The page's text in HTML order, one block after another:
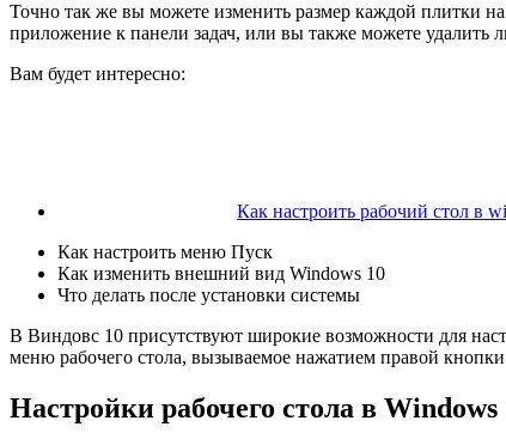
Точно так же вы можете изменить размер каждой плитки
приложение к панели задач, или вы также можете
Вам будет интересно:
Как настроить рабочий стол в
Как настроить меню Пуск
Как изменить внешний вид Windows 10
Что делать после установки системы
В Виндовс 10 присутствуют широкие возможности для
меню рабочего стола, вызываемое нажатием правой
Настройки рабочего стола в Windows